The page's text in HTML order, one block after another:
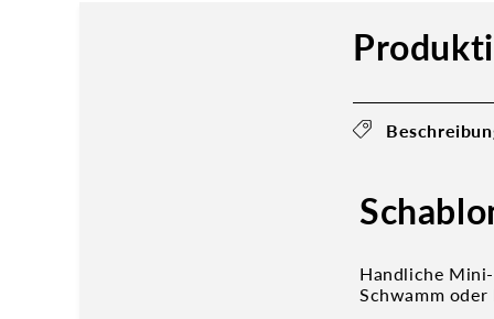
Handliche
Schwamm oder